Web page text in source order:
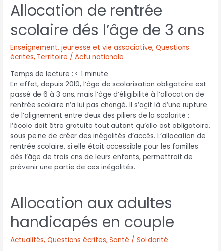
Allocation de rentrée
scolaire dés l’âge de 3 ans
Enseignement, jeunesse et vie associative,Questions
écrites, Territoire / Actu nationale
Temps de lecture : < 1 minute
En effet, depuis 2019, l’âge de scolarisation obligatoire est
passé de 6 à 3 ans, mais l’âge d’éligibilité à l’allocation de
rentrée scolaire n’a lui pas changé. Il s’agit là d’une rupture
de l’alignement entre deux des piliers de la scolarité :
l’école doit être gratuite tout autant qu’elle est obligatoire,
sous peine de créer des inégalités d’accès. L’allocation de
rentrée scolaire, si elle était accessible pour les familles
dès l’âge de trois ans de leurs enfants, permettrait de
prévenir une partie de ces inégalités.
Allocation aux adultes
handicapés en couple
Actualités,Questions écrites,Santé / Solidarité